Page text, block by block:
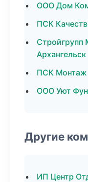
ООО Дом
ПСК
Архангельск
ПСК
ООО Уют
Другие
ИП Центр